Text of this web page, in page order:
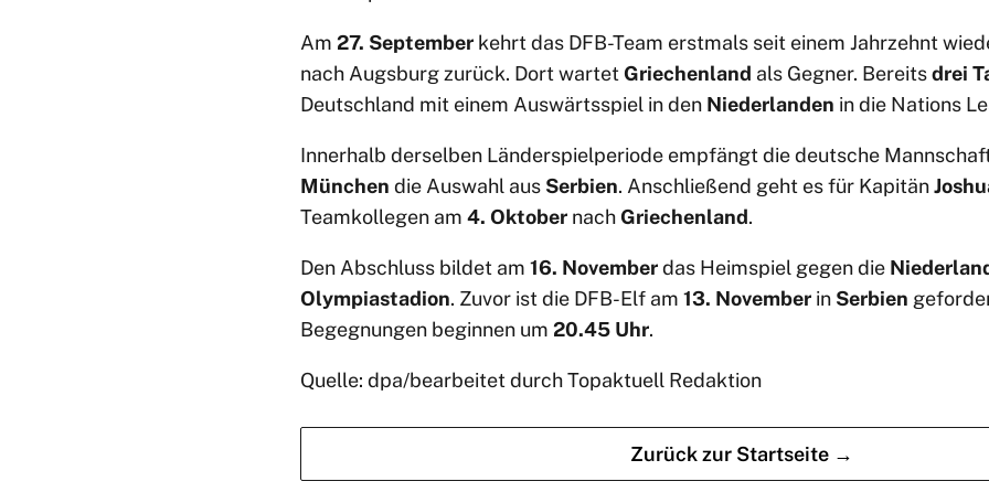
Am 27. September kehrt das DFB-Team erstmals seit einem Jahrzehnt
nach Augsburg zurück. Dort wartet Griechenland als Gegner. Bereitsdrei
Deutschland mit einem Auswärtsspiel in den Niederlanden in die Nations
Innerhalb derselben Länderspielperiode empfängt die deutsche
München die Auswahl aus Serbien. Anschließend geht es für Kapitän
Teamkollegen am 4. Oktober nachGriechenland.
Den Abschluss bildet am 16. Novemberdas Heimspiel gegen die
Olympiastadion. Zuvor ist die DFB-Elf am 13. November in Serbien
Begegnungen beginnen um 20.45 Uhr.
Quelle: dpa/bearbeitet durch Topaktuell Redaktion
Zurück zur Startseite →